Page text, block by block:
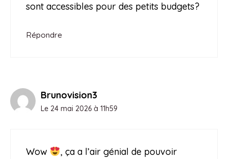
sont accessibles pour des petits budgets?
Répondre
Brunovision3
Le 24 mai 2026 à 11h59
Wow
, ça a l’air génial de pouvoir